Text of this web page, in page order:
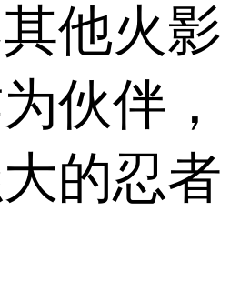
他火影
伙伴，
的忍者